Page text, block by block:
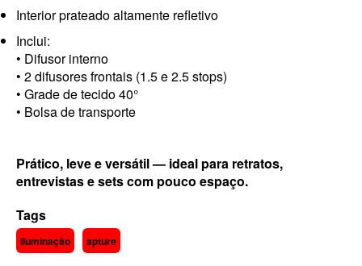
Interior prateado altamente refletivo
Inclui:
• Difusor interno
• 2 difusores frontais (1.5 e 2.5 stops)
• Grade de tecido 40°
• Bolsa de transporte
Prático, leve e versátil — ideal para retratos,
entrevistas e sets com pouco espaço.
Tags
iluminação apture